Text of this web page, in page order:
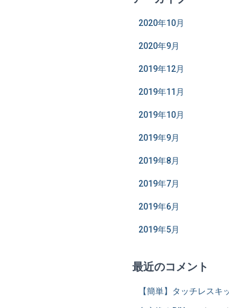
2020年10月
2020年9月
2019年12月
2019年11月
2019年10月
2019年9月
2019年8月
2019年7月
2019年6月
2019年5月
最近のコメント
【簡単】タッチレスキ